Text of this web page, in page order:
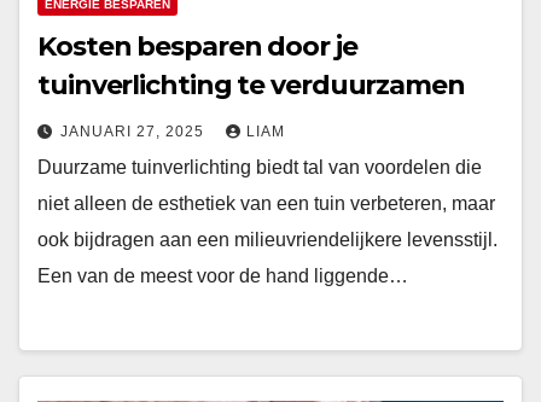
ENERGIE BESPAREN
Kosten besparen door je
tuinverlichting te verduurzamen
JANUARI 27, 2025 LIAM
Duurzame tuinverlichting biedt tal van voordelen die
niet alleen de esthetiek van een tuin verbeteren, maar
ook bijdragen aan een milieuvriendelijkere levensstijl.
Een van de meest voor de hand liggende…